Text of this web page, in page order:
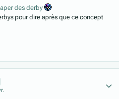
des derby
pour dire après que ce concept